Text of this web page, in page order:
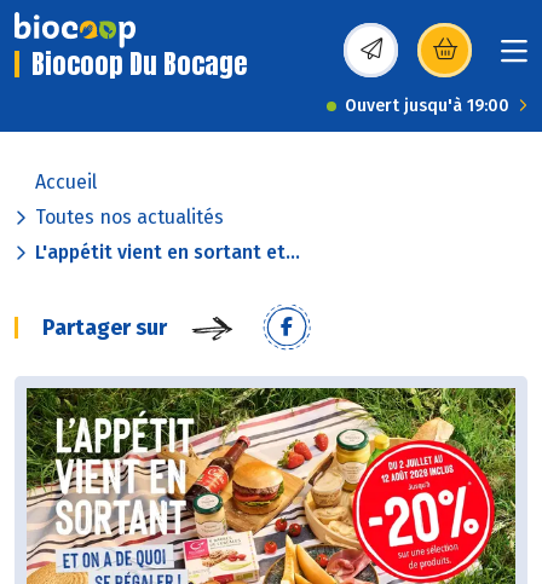
Biocoop Du Bocage (s’ouvre dans une
Ouvert jusqu'à 19:00
Accueil
Toutes nos actualités
L'appétit vient en sortant et...
Partager sur